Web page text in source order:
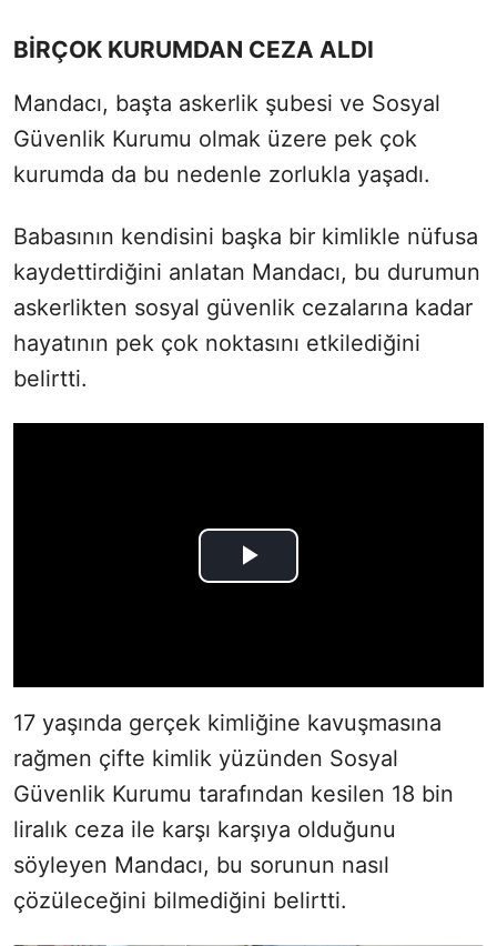
BİRÇOK KURUMDAN CEZA ALDI
Mandacı, başta askerlik şubesi ve Sosyal
Güvenlik Kurumu olmak üzere pek çok
kurumda da bu nedenle zorlukla yaşadı.
Babasının kendisini başka bir kimlikle nüfusa
kaydettirdiğini anlatan Mandacı, bu durumun
askerlikten sosyal güvenlik cezalarına kadar
hayatının pek çok noktasını etkilediğini
belirtti.
17 yaşında gerçek kimliğine kavuşmasına
rağmen çifte kimlik yüzünden Sosyal
Güvenlik Kurumu tarafından kesilen 18 bin
liralık ceza ile karşı karşıya olduğunu
söyleyen Mandacı, bu sorunun nasıl
çözüleceğini bilmediğini belirtti.